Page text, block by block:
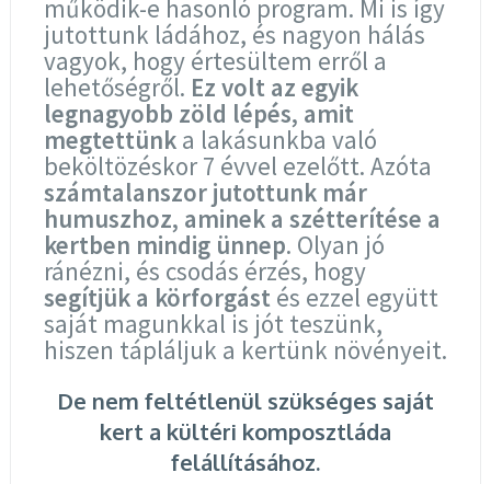
működik-e hasonló program. Mi is így
jutottunk ládához, és nagyon hálás
vagyok, hogy értesültem erről a
lehetőségről. Ez volt az egyik
legnagyobb zöld lépés, amit
megtettünka lakásunkba való
beköltözéskor 7 évvel ezelőtt. Azóta
számtalanszor jutottunk már
humuszhoz, aminek a szétterítése a
kertben mindig ünnep. Olyan jó
ránézni, és csodás érzés, hogy
segítjük a körforgástés ezzel együtt
saját magunkkal is jót teszünk,
hiszen tápláljuk a kertünk növényeit.
De nem feltétlenül szükséges saját
kert a kültéri komposztláda
felállításához.